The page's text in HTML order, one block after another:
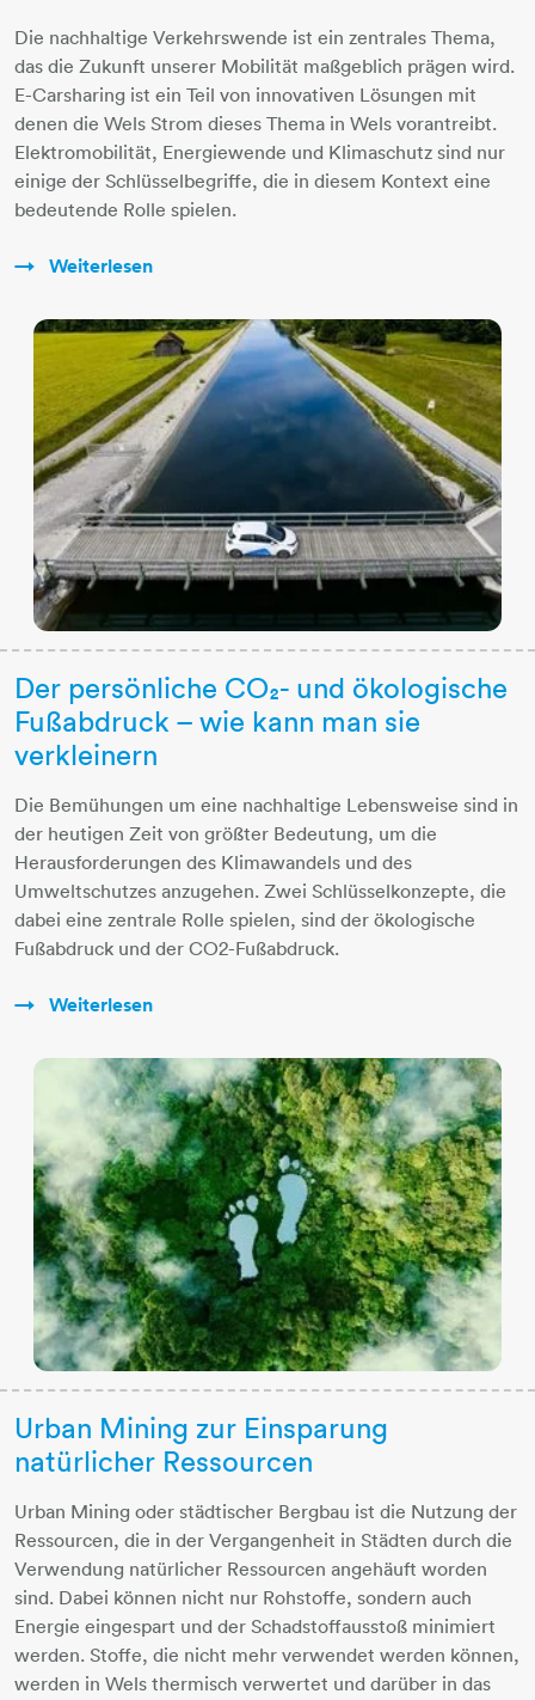
Die nachhaltige Verkehrswende ist ein zentrales Thema,
das die Zukunft unserer Mobilität maßgeblich prägen wird.
E-Carsharing ist ein Teil von innovativen Lösungen mit
denen die Wels Strom dieses Thema in Wels vorantreibt.
Elektromobilität, Energiewende und Klimaschutz sind nur
einige der Schlüsselbegriffe, die in diesem Kontext eine
bedeutende Rolle spielen.
Weiterlesen
Der persönliche CO₂- und ökologische
Fußabdruck – wie kann man sie
verkleinern
Die Bemühungen um eine nachhaltige Lebensweise sind in
der heutigen Zeit von größter Bedeutung, um die
Herausforderungen des Klimawandels und des
Umweltschutzes anzugehen. Zwei Schlüsselkonzepte, die
dabei eine zentrale Rolle spielen, sind der ökologische
Fußabdruck und der CO2-Fußabdruck.
Weiterlesen
Urban Mining zur Einsparung
natürlicher Ressourcen
Urban Mining oder städtischer Bergbau ist die Nutzung der
Ressourcen, die in der Vergangenheit in Städten durch die
Verwendung natürlicher Ressourcen angehäuft worden
sind. Dabei können nicht nur Rohstoffe, sondern auch
Energie eingespart und der Schadstoffausstoß minimiert
werden. Stoffe, die nicht mehr verwendet werden können,
werden in Wels thermisch verwertet und darüber in das